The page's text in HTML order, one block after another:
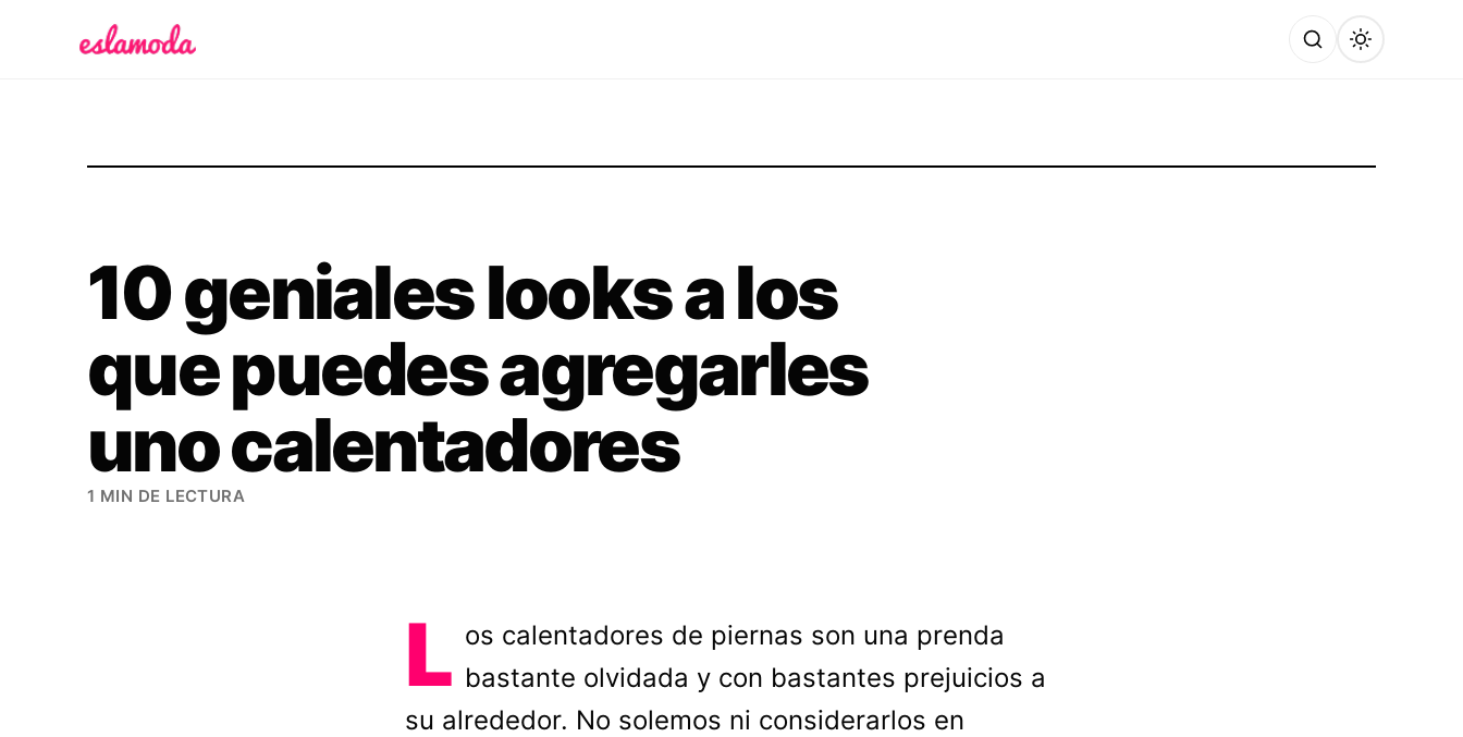
10 geniales looks a los
que puedes agregarles
uno calentadores
1 MIN DE LECTURA
L os calentadores de piernas son una prenda
bastante olvidada y con bastantes prejuicios a
su alrededor. No solemos ni considerarlos en